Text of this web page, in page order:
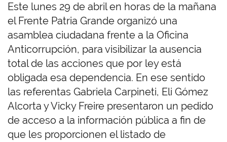
Este lunes 29 de abril en horas de la mañana
el Frente Patria Grande organizó una
asamblea ciudadana frente a la Oficina
Anticorrupción, para visibilizar la ausencia
total de las acciones que por ley está
obligada esa dependencia. En ese sentido
las referentas Gabriela Carpineti, Eli Gómez
Alcorta y Vicky Freire presentaron un pedido
de acceso a la información pública a fin de
que les proporcionen el listado de